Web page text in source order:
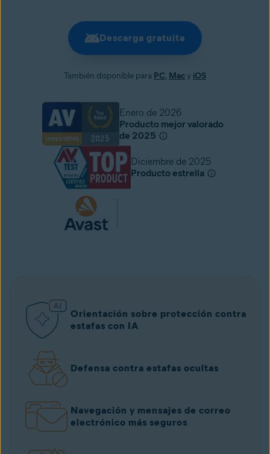
Descarga gratuita
También disponible para PC, Macy iOS
Enero de 2026
Producto mejor valorado
de 2025
Diciembre de 2025
Producto estrella
Orientación sobre protección contra
estafas con IA
Defensa contra estafas ocultas
Navegación y mensajes de correo
electrónico más seguros